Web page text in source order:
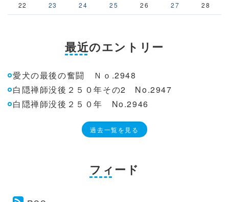
22 23 24 25 26 27 28
最近のエントリー
愛犬の最後の奮闘 Ｎｏ.2948
白隠禅師没後２５０年その2 No.2947
白隠禅師没後２５０年 No.2946
過去一覧を見る
フィード